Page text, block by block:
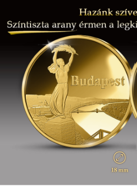
szíve,
Budapest
szíve,
Budapest